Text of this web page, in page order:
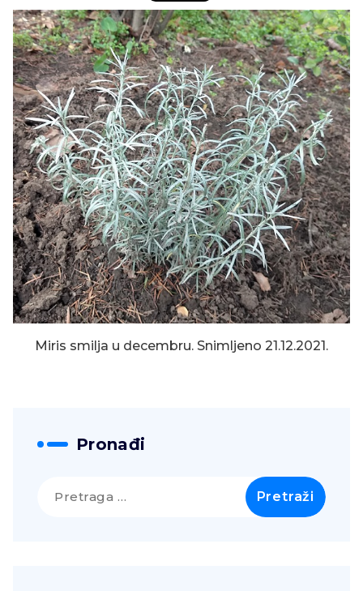
Miris smilja u decembru. Snimljeno 21.12.2021.
Pronađi